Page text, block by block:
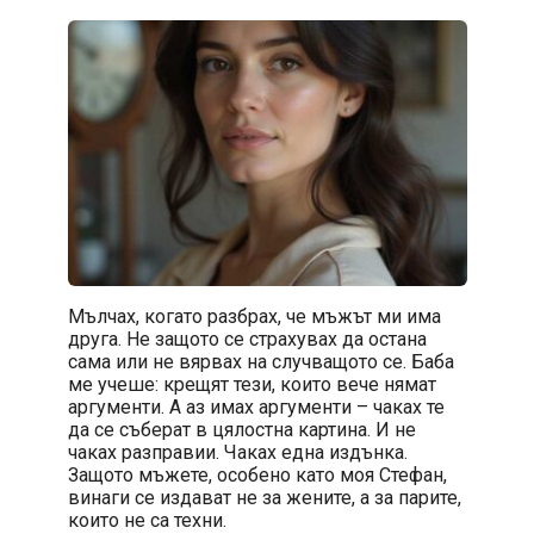
Мълчах, когато разбрах, че мъжът ми има
друга. Не защото се страхувах да остана
сама или не вярвах на случващото се. Баба
ме учеше: крещят тези, които вече нямат
аргументи. А аз имах аргументи – чаках те
да се съберат в цялостна картина. И не
чаках разправии. Чаках една издънка.
Защото мъжете, особено като моя Стефан,
винаги се издават не за жените, а за парите,
които не са техни.